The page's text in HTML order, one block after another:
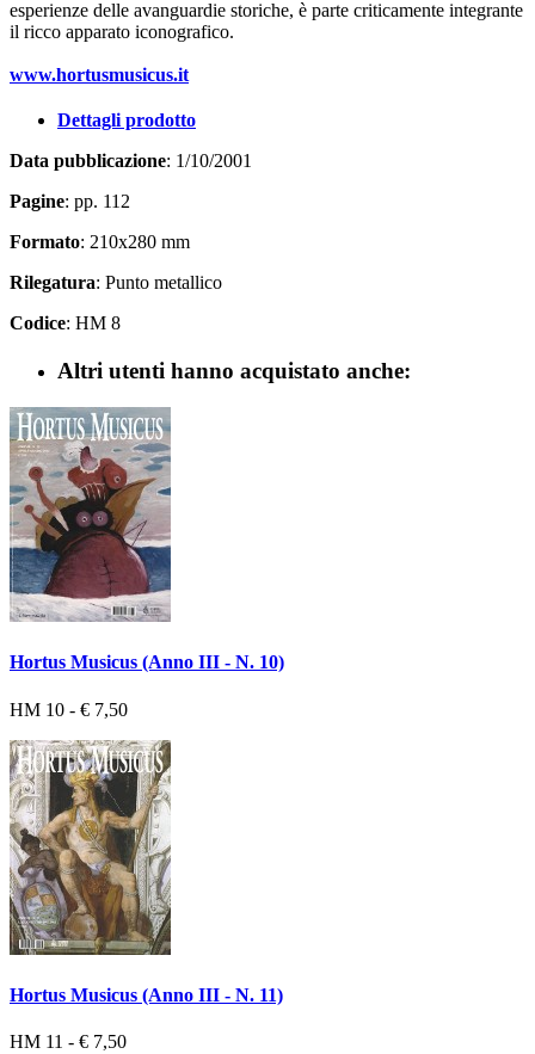
esperienze delle avanguardie storiche, è parte criticamente integrante
il ricco apparato iconografico.
www.hortusmusicus.it
Dettagli prodotto
Data pubblicazione: 1/10/2001
Pagine: pp. 112
Formato: 210x280 mm
Rilegatura: Punto metallico
Codice: HM 8
Altri utenti hanno acquistato anche:
Hortus Musicus (Anno III - N. 10)
HM 10 - € 7,50
Hortus Musicus (Anno III - N. 11)
HM 11 - € 7,50